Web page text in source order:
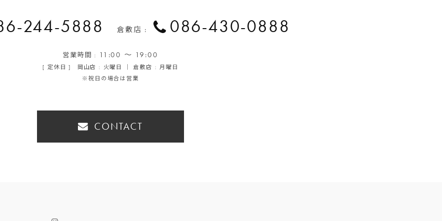
244-5888 倉敷店 : 086-430-0888
営業時間 : 11:00 ～ 19:00
[ 定休日 ] 岡山店 : 火曜日 ｜ 倉敷店 : 月曜日
※祝日の場合は営業
CONTACT